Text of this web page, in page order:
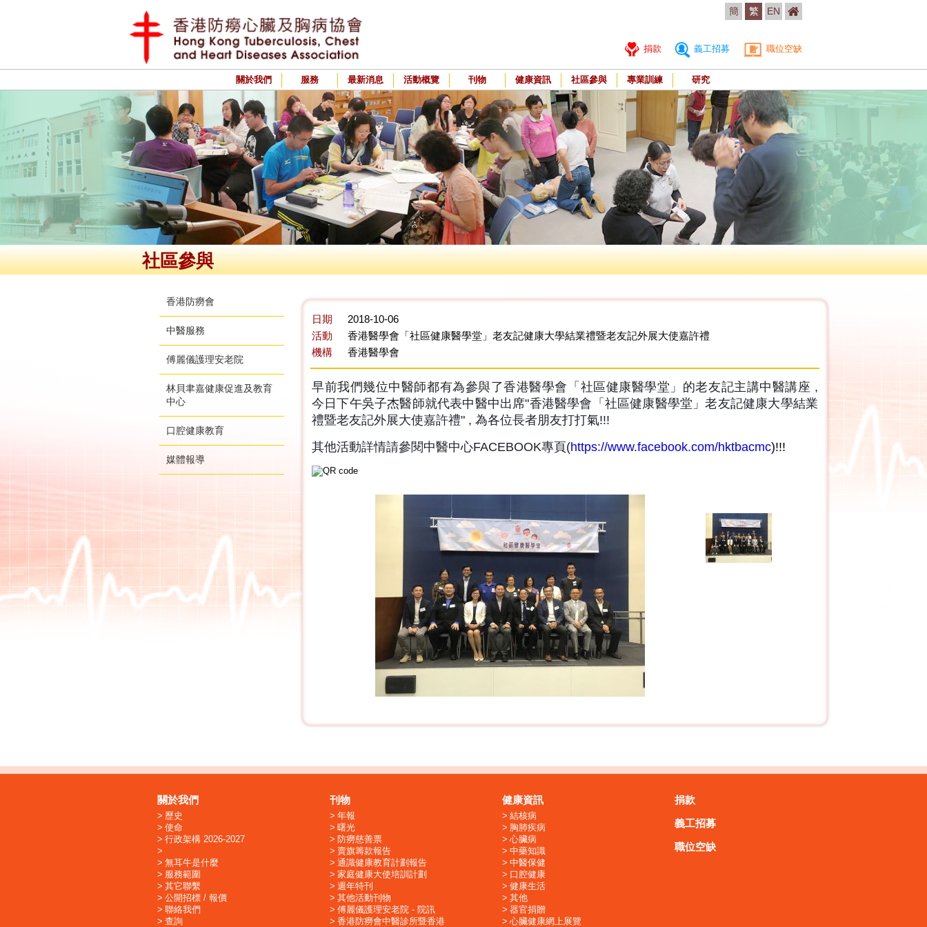
簡 繁 EN
捐款 義工招募 職位空缺
關於我們 服務 最新消息 活動概覽 刊物 健康資訊 社區參與 專業訓練 研究
社區參與
香港防癆會
中醫服務
傅麗儀護理安老院
林貝聿嘉健康促進及教育
中心
口腔健康教育
媒體報導
日期
2018-10-06
活動
香港醫學會「社區健康醫學堂」老友記健康大學結業禮暨老友記外展大使嘉許禮
機構
香港醫學會
早前我們幾位中醫師都有為參與了香港醫學會「社區健康醫學堂」的老友記主講中醫講座 ,
今日下午吳子杰醫師就代表中醫中出席"香港醫學會「社區健康醫學堂」老友記健康大學結業
禮暨老友記外展大使嘉許禮" , 為各位長者朋友打打氣!!!
其他活動詳情請參閱中醫中心FACEBOOK專頁(https://www.facebook.com/hktbacmc)!!!
關於我們
歷史
使命
行政架構 2026-2027
無耳牛是什麼
服務範圍
其它聯繫
公開招標 / 報價
聯絡我們
查詢
刊物
年報
曙光
防癆慈善票
賣旗籌款報告
通識健康教育計劃報告
家庭健康大使培訓計劃
週年特刊
其他活動刊物
傅麗儀護理安老院 - 院訊
香港防癆會中醫診所暨香港
健康資訊
結核病
胸肺疾病
心臟病
中藥知識
中醫保健
口腔健康
健康生活
其他
器官捐贈
心臟健康網上展覽
捐款
義工招募
職位空缺